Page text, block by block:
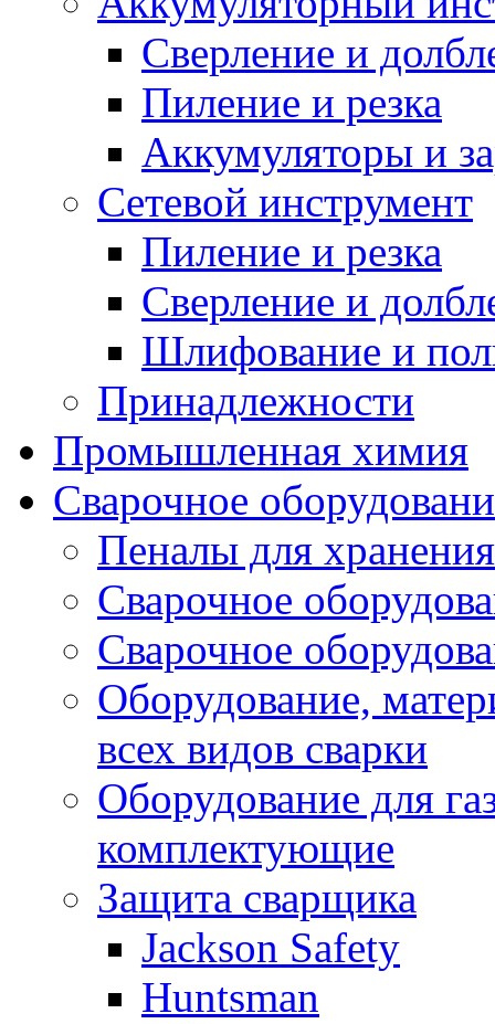
Сверление и
Пиление и резка
Аккумуляторы и
Сетевой инструмент
Пиление и резка
Сверление и
Шлифование и
Принадлежности
Промышленная химия
Сварочное
Пеналы для
Сварочное
Сварочное
Оборудование,
всех видов сварки
Оборудование для
комплектующие
Защита сварщика
Jackson Safety
Huntsman